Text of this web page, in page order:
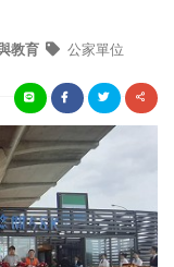
教育 公家單位